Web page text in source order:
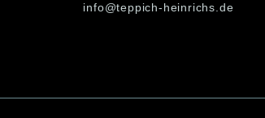
info@teppich-heinrichs.de